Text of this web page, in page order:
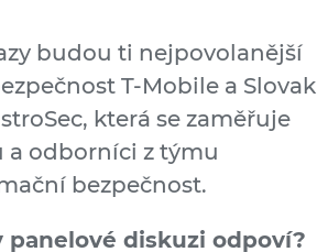
budou ti nejpovolanější
T-Mobile a Slovak
která se zaměřuje
a odborníci z týmu
bezpečnost.
panelové diskuzi odpoví?